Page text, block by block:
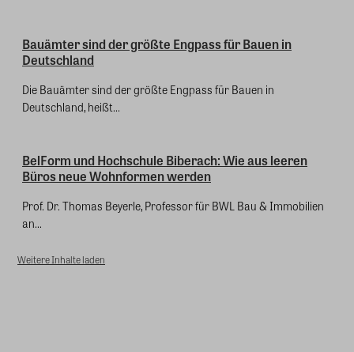
Bauämter sind der größte Engpass für Bauen in
Deutschland
Die Bauämter sind der größte Engpass für Bauen in
Deutschland, heißt...
BelForm und Hochschule Biberach: Wie aus leeren
Büros neue Wohnformen werden
Prof. Dr. Thomas Beyerle, Professor für BWL Bau & Immobilien
an...
Weitere Inhalte laden